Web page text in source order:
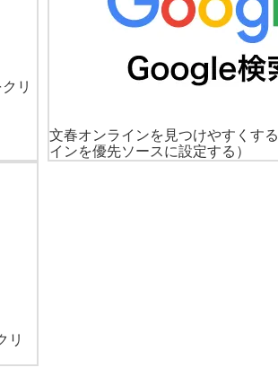
リ
文春オンラインを見つけやすくする
インを優先ソースに設定する）
リ